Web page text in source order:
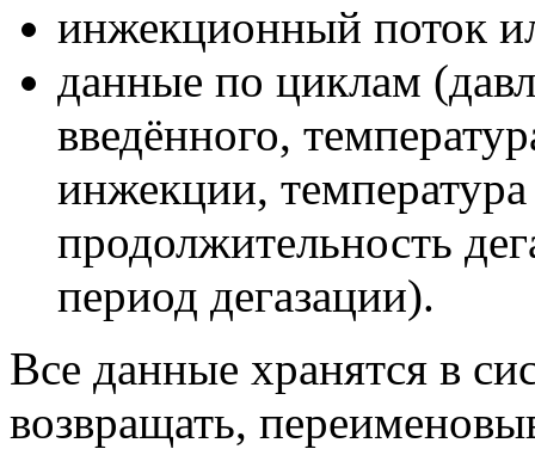
инжекционный поток
данные по циклам
введённого,
инжекции,
продолжительность
период дегазации).
Все данные хранятся в
возвращать,